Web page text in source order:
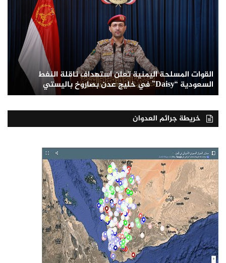
القوات المسلحة اليمنية تعلن استهداف ناقلة النفط
السعودية “Daisy” في خليج عدن بصاروخ باليستي
خريطة جرائم العدوان